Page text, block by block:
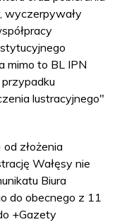
wyczerpywały
mimo to BL IPN
lustracyjnego"
złożenia
Wałęsy nie
Biura
do obecnego z 11
+Gazety